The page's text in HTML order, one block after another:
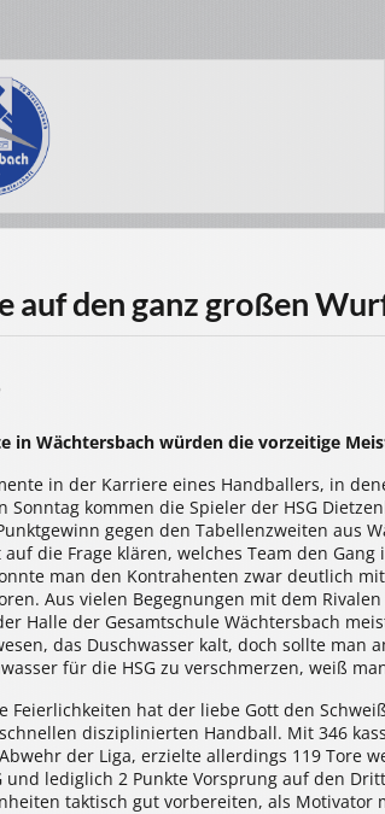
auf den ganz großen
in Wächtersbach würden die vorzeitige
in der Karriere eines Handballers, in
Sonntag kommen die Spieler der HSG
gegen den Tabellenzweiten aus
die Frage klären, welches Team den
man den Kontrahenten zwar deutlich
Aus vielen Begegnungen mit dem
Halle der Gesamtschule Wächtersbach
das Duschwasser kalt, doch sollte man
für die HSG zu verschmerzen, weiß
Feierlichkeiten hat der liebe Gott den
disziplinierten Handball. Mit 346
der Liga, erzielte allerdings 119 Tore
und lediglich 2 Punkte Vorsprung auf den
taktisch gut vorbereiten, als Motivator